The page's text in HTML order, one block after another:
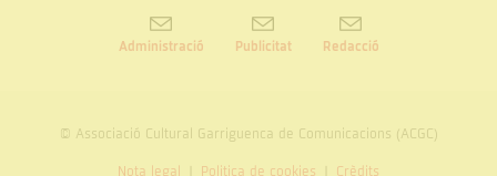
Administració Publicitat Redacció
© Associació Cultural Garriguenca de Comunicacions (ACGC)
Nota legal Politica de cookies Crèdits